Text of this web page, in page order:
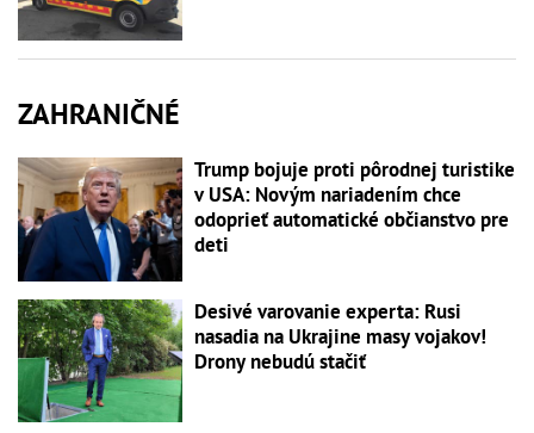
ZAHRANIČNÉ
Trump bojuje proti pôrodnej turistike
v USA: Novým nariadením chce
odoprieť automatické občianstvo pre
deti
Desivé varovanie experta: Rusi
nasadia na Ukrajine masy vojakov!
Drony nebudú stačiť